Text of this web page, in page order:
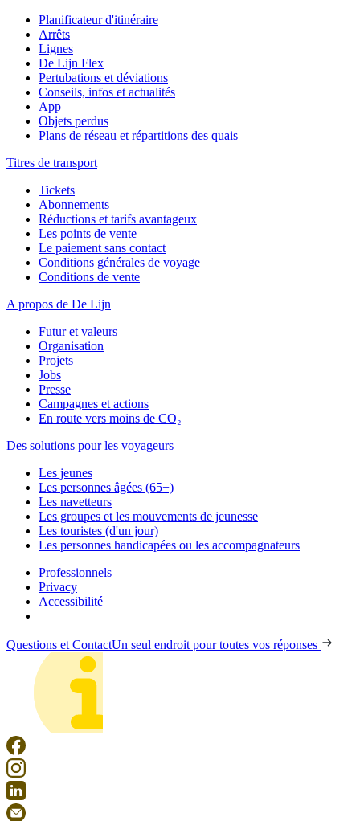
Planificateur d'itinéraire
Arrêts
Lignes
De Lijn Flex
Pertubations et déviations
Conseils, infos et actualités
App
Objets perdus
Plans de réseau et répartitions des quais
Titres de transport
Tickets
Abonnements
Réductions et tarifs avantageux
Les points de vente
Le paiement sans contact
Conditions générales de voyage
Conditions de vente
A propos de De Lijn
Futur et valeurs
Organisation
Projets
Jobs
Presse
Campagnes et actions
En route vers moins de CO₂
Des solutions pour les voyageurs
Les jeunes
Les personnes âgées (65+)
Les navetteurs
Les groupes et les mouvements de jeunesse
Les touristes (d'un jour)
Les personnes handicapées ou les accompagnateurs
Professionnels
Privacy
Accessibilité
Questions et ContactUn seul endroit pour toutes vos réponses